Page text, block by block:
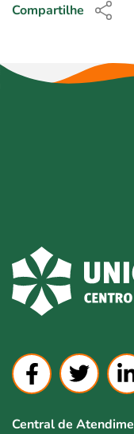
Compartilhe
Central de